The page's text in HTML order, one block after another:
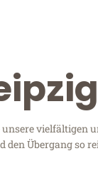
Übergang so